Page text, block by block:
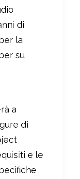
di
la
su
a
di
e le